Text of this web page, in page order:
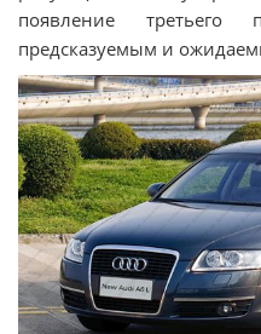
появление третьего
предсказуемым и